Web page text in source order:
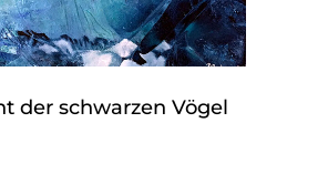
der schwarzen Vögel